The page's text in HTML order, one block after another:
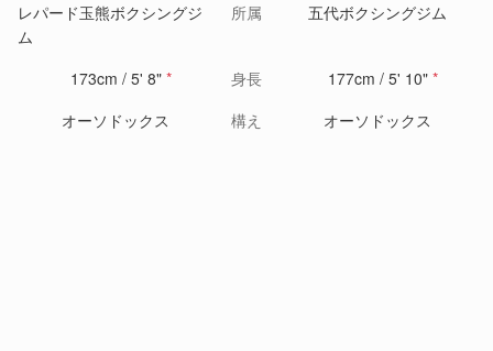
レパード玉熊ボクシングジ
ム
所属 五代ボクシングジム
173cm / 5' 8" * 身長 177cm / 5' 10" *
オーソドックス
構え オーソドックス